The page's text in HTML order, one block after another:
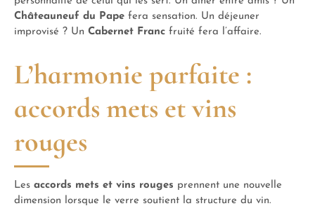
Châteauneuf du Pape fera sensation. Un déjeuner
improvisé ? Un Cabernet Franc fruité fera l’affaire.
L’harmonie parfaite :
accords mets et vins
rouges
Les accords mets et vins rouges prennent une nouvelle
dimension lorsque le verre soutient la structure du vin.